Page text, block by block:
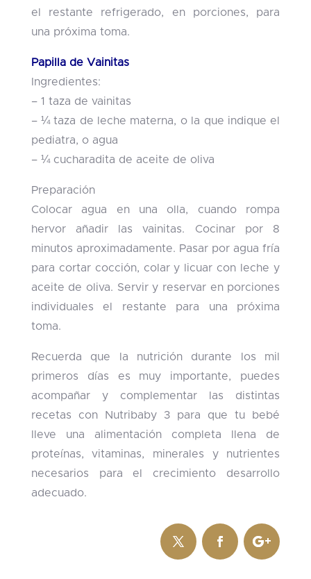
el restante refrigerado, en porciones, para
una próxima toma.
Papilla de Vainitas
Ingredientes:
– 1 taza de vainitas
– ¼ taza de leche materna, o la que indique el
pediatra, o agua
– ¼ cucharadita de aceite de oliva
Preparación
Colocar agua en una olla, cuando rompa
hervor añadir las vainitas. Cocinar por 8
minutos aproximadamente. Pasar por agua fría
para cortar cocción, colar y licuar con leche y
aceite de oliva. Servir y reservar en porciones
individuales el restante para una próxima
toma.
Recuerda que la nutrición durante los mil
primeros días es muy importante, puedes
acompañar y complementar las distintas
recetas con Nutribaby 3 para que tu bebé
lleve una alimentación completa llena de
proteínas, vitaminas, minerales y nutrientes
necesarios para el crecimiento desarrollo
adecuado.